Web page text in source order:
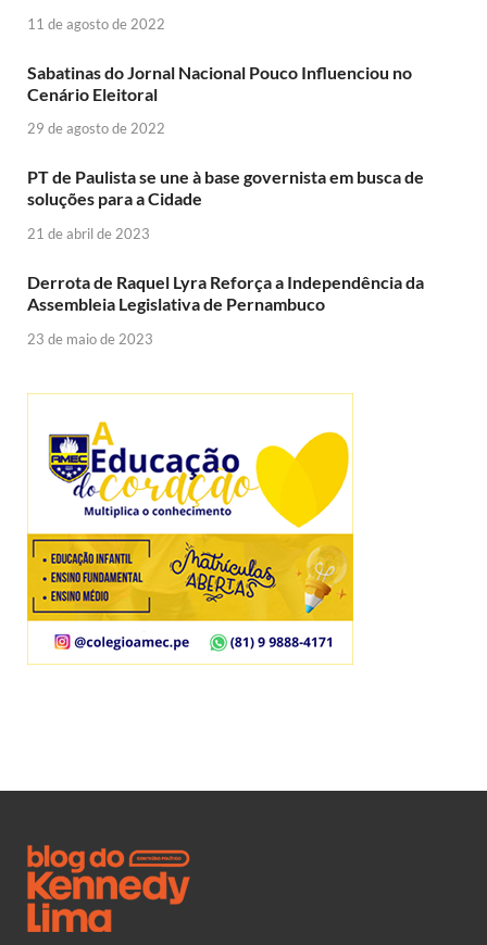
11 de agosto de 2022
Sabatinas do Jornal Nacional Pouco Influenciou no
Cenário Eleitoral
29 de agosto de 2022
PT de Paulista se une à base governista em busca de
soluções para a Cidade
21 de abril de 2023
Derrota de Raquel Lyra Reforça a Independência da
Assembleia Legislativa de Pernambuco
23 de maio de 2023